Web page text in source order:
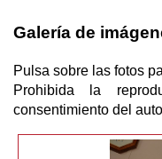
Galería de
Pulsa sobre las fotos
Prohibida la
consentimiento del